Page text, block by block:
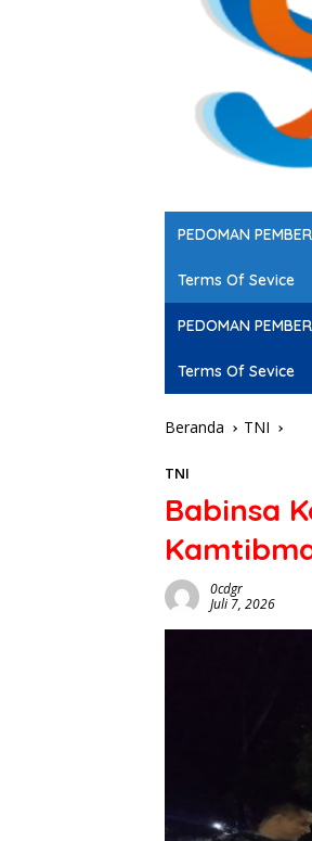
PEDOMAN
Terms Of Sevice
PEDOMAN
Terms Of Sevice
Beranda TNI
TNI
Babinsa
0cdgr
Juli 7, 2026